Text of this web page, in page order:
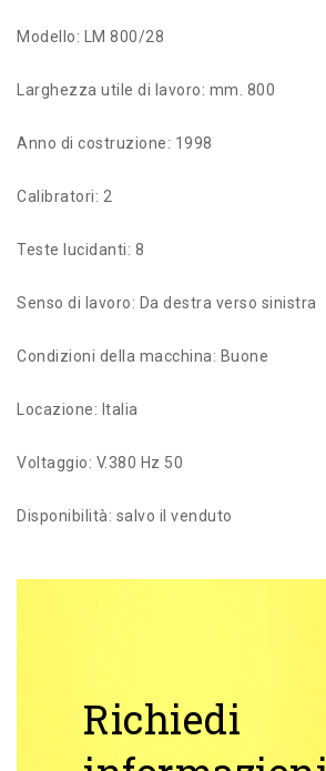
Modello: LM 800/28
Larghezza utile di lavoro: mm. 800
Anno di costruzione: 1998
Calibratori: 2
Teste lucidanti: 8
Senso di lavoro: Da destra verso sinistra
Condizioni della macchina: Buone
Locazione: Italia
Voltaggio: V.380 Hz 50
Disponibilità: salvo il venduto
Richiedi